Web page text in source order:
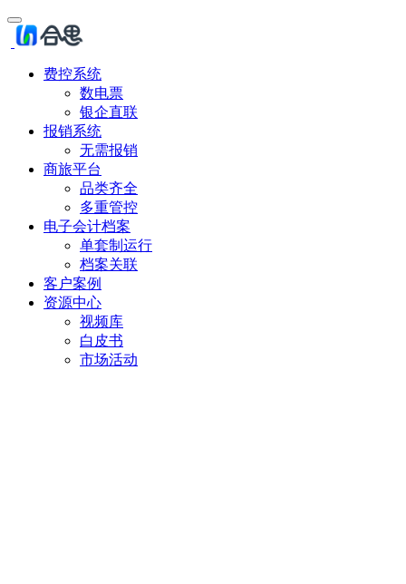
费控系统
数电票
银企直联
报销系统
无需报销
商旅平台
品类齐全
多重管控
电子会计档案
单套制运行
档案关联
客户案例
资源中心
视频库
白皮书
市场活动